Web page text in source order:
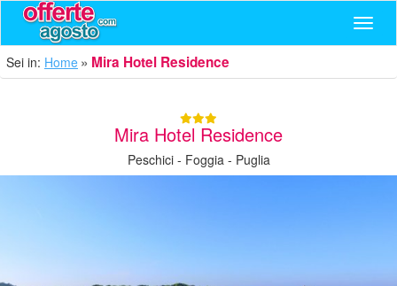
Sei in: Home Mira Hotel Residence
Mira Hotel Residence
Peschici - Foggia - Puglia